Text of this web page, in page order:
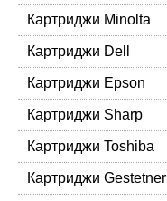
Картриджи Minolta
Картриджи Dell
Картриджи Epson
Картриджи Sharp
Картриджи Toshiba
Картриджи Gestetner